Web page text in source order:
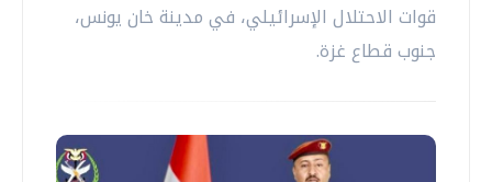
قوات الاحتلال الإسرائيلي، في مدينة خان يونس،
جنوب قطاع غزة.